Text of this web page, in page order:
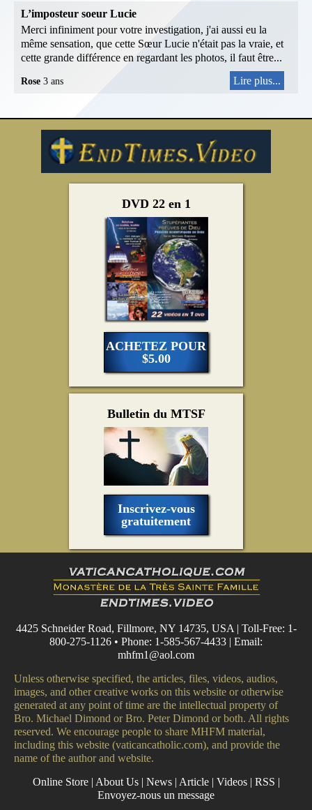
L’imposteur soeur Lucie
Merci infiniment pour votre investigation, j'ai aussi eu la
même sensation, que cette Sœur Lucie n'était pas la vraie, et
cette grande différence en regardant les photos, il faut être...
Rose 3 ans Lire plus...
DVD 22 en 1
ACHETEZ POUR
$5.00
Bulletin du MTSF
Inscrivez-vous
gratuitement
4425 Schneider Road, Fillmore, NY 14735, USA | Toll-Free: 1-
800-275-1126 • Phone: 1-585-567-4433 | Email:
mhfm1@aol.com
Unless otherwise specified, the articles, files, videos, audios,
images, and other creative works on this website or otherwise
generated at any point of time are the intellectual property of
Bro. Michael Dimond or Bro. Peter Dimond or both. All rights
reserved. We encourage people to share MHFM material,
including this website (vaticancatholic.com), and provide the
name of the author and website.
Online Store| About Us| News| Article| Videos| RSS |
Envoyez-nous un message